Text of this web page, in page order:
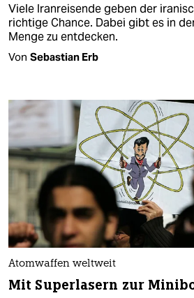
Viele Iranreisende geben der
richtige Chance. Dabei gibt es in
Menge zu entdecken.
Von Sebastian Erb
Atomwaffen weltweit
Mit Superlasern zur